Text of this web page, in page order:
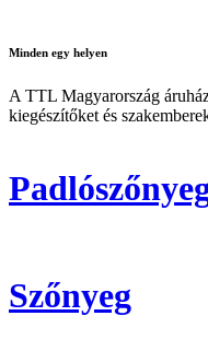
Minden egy helyen
A TTL Magyarország
kiegészítőket és
Szőnyeg